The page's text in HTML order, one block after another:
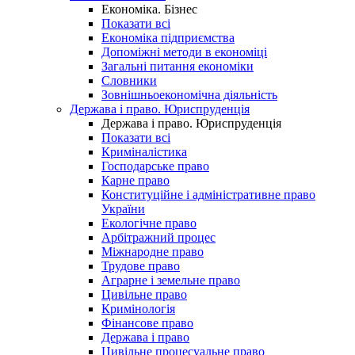
Економіка. Бізнес
Показати всі
Економіка підприємства
Допоміжні методи в економіці
Загальні питання економіки
Словники
Зовнішньоекономічна діяльність
Держава і право. Юриспруденція
Держава і право. Юриспруденція
Показати всі
Криміналістика
Господарське право
Карне право
Конституційне і адміністративне право
України
Екологічне право
Арбітражний процес
Міжнародне право
Трудове право
Аграрне і земельне право
Цивільне право
Кримінологія
Фінансове право
Держава і право
Цивільне процесуальне право